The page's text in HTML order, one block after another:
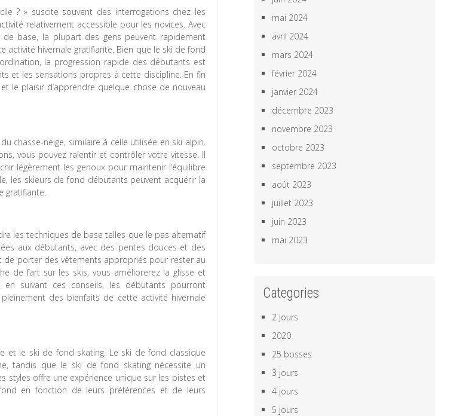
? » suscite souvent des interrogations chez les
relativement accessible pour les novices. Avec
base, la plupart des gens peuvent rapidement
hivernale gratifiante. Bien que le ski de fond
la progression rapide des débutants est
et les sensations propres à cette discipline. En fin
le plaisir d’apprendre quelque chose de nouveau
chasse-neige, similaire à celle utilisée en ski alpin.
vous pouvez ralentir et contrôler votre vitesse. Il
légèrement les genoux pour maintenir l’équilibre
les skieurs de fond débutants peuvent acquérir la
gratifiante.
les techniques de base telles que le pas alternatif
aux débutants, avec des pentes douces et des
de porter des vêtements appropriés pour rester au
de fart sur les skis, vous améliorerez la glisse et
en suivant ces conseils, les débutants pourront
des bienfaits de cette activité hivernale
et le ski de fond skating. Le ski de fond classique
tandis que le ski de fond skating nécessite un
styles offre une expérience unique sur les pistes et
en fonction de leurs préférences et de leurs
mai 2024
avril 2024
mars 2024
février 2024
janvier 2024
décembre 2023
novembre 2023
octobre 2023
septembre 2023
août 2023
juillet 2023
juin 2023
mai 2023
Categories
2 jours
2020
25 bosses
3 jours
4 jours
5 jours